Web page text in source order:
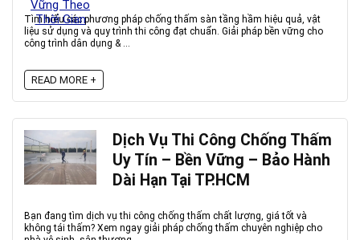
Tìm hiểu các phương pháp chống thấm sàn tầng hầm hiệu quả, vật
liệu sử dụng và quy trình thi công đạt chuẩn. Giải pháp bền vững cho
công trình dân dụng & ...
READ MORE +
Dịch Vụ Thi Công Chống Thấm
Uy Tín – Bền Vững – Bảo Hành
Dài Hạn Tại TP.HCM
Bạn đang tìm dịch vụ thi công chống thấm chất lượng, giá tốt và
không tái thấm? Xem ngay giải pháp chống thấm chuyên nghiệp cho